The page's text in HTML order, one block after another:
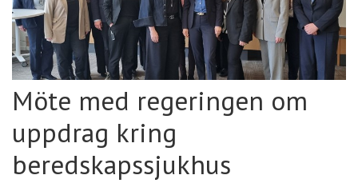
Möte med regeringen om
uppdrag kring
beredskapssjukhus